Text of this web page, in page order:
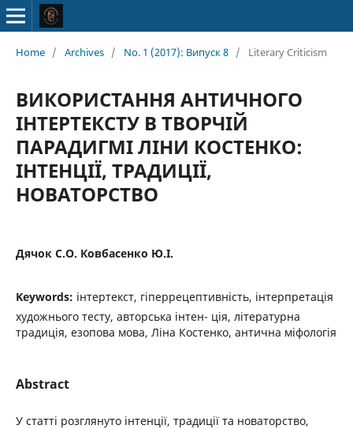
Home / Archives / No. 1 (2017): Випуск 8 / Literary Criticism
ВИКОРИСТАННЯ АНТИЧНОГО
ІНТЕPТЕКСТУ В ТВОРЧІЙ
ПАРАДИГМІ ЛІНИ КОСТЕНКО:
ІНТЕНЦІЇ, ТРАДИЦІЇ,
НОВАТОРСТВО
Дячок С.О. Ковбасенко Ю.І.
Keywords: інтеpтекст, гіперрецептивність, інтерпретація
художнього тесту, авторська інтен- ція, літературна
традиція, езопова мова, Ліна Костенко, антична міфологія
Abstract
У статті розглянуто інтенції, традиції та новаторство,